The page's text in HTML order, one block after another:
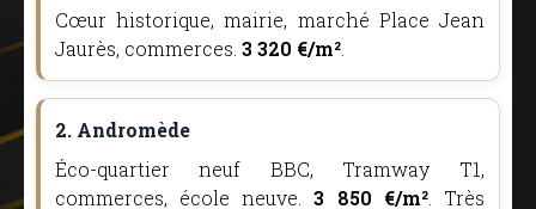
Cœur historique, mairie, marché Place Jean
Jaurès, commerces. 3 320 €/m²
2. Andromède
Éco-quartier neuf BBC, Tramway T1,
commerces, école neuve.3 850 €/m². Très